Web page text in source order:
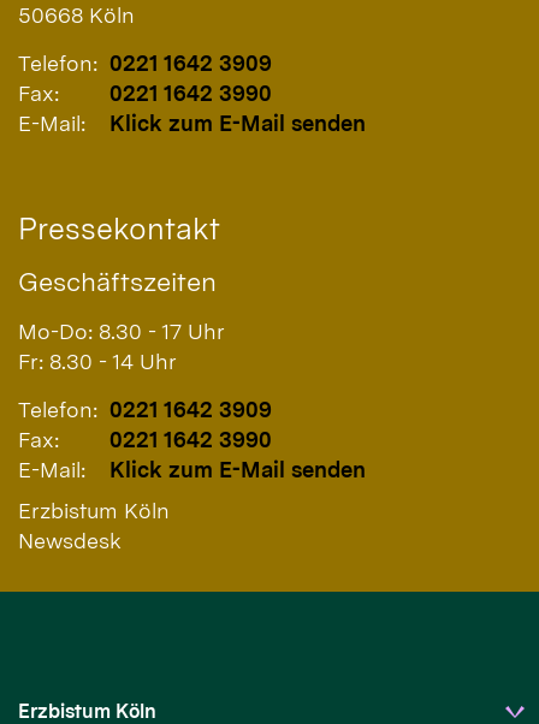
50668 Köln
Telefon: 0221 1642 3909
Fax:
0221 1642 3990
E-Mail:
Klick zum E-Mail senden
Pressekontakt
Geschäftszeiten
Mo-Do: 8.30 - 17 Uhr
Fr: 8.30 - 14 Uhr
Telefon: 0221 1642 3909
Fax:
0221 1642 3990
E-Mail:
Klick zum E-Mail senden
Erzbistum Köln
Newsdesk
Erzbistum Köln